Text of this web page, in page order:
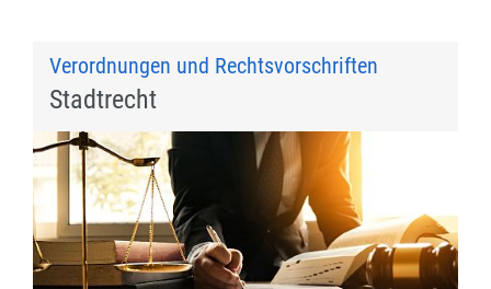
Verordnungen und Rechtsvorschriften
Stadtrecht